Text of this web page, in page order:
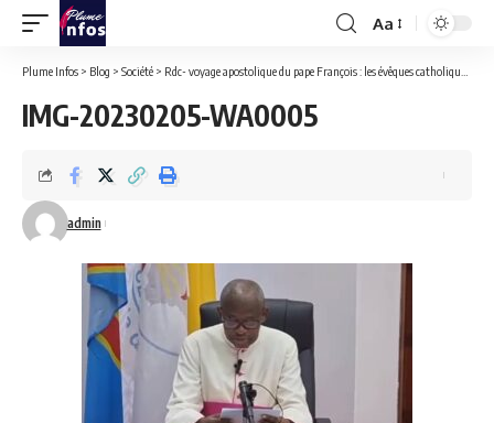
Font
Resizer
Aa
Plume Infos > Blog > Société > Rdc- voyage apostolique du pape François : les évêques catholiques remercient le chef de l’État et les congolais pour leur accueil réservé au Souverain pontife.
IMG-20230205-WA0005
admin